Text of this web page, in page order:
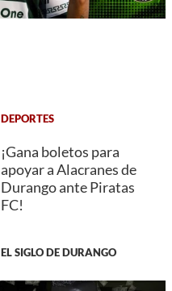
DEPORTES
¡Gana boletos para
apoyar a Alacranes de
Durango ante Piratas
FC!
EL SIGLO DE DURANGO